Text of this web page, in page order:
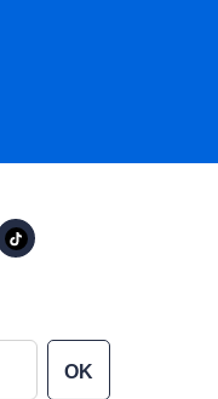
OK